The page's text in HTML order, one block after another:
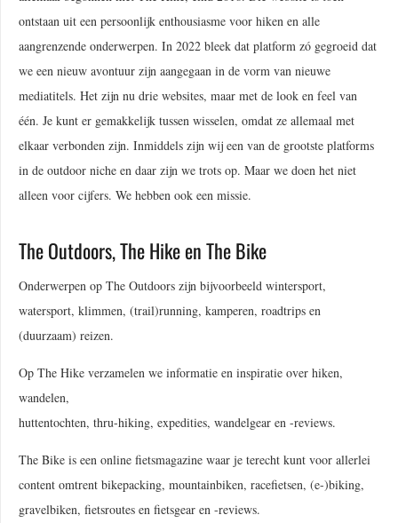
ontstaan uit een persoonlijk enthousiasme voor hiken en alle
aangrenzende onderwerpen. In 2022 bleek dat platform zó gegroeid dat
we een nieuw avontuur zijn aangegaan in de vorm van nieuwe
mediatitels. Het zijn nu drie websites, maar met de look en feel van
één. Je kunt er gemakkelijk tussen wisselen, omdat ze allemaal met
elkaar verbonden zijn. Inmiddels zijn wij een van de grootste platforms
in de outdoor niche en daar zijn we trots op. Maar we doen het niet
alleen voor cijfers. We hebben ook een missie.
The Outdoors, The Hike en The Bike
Onderwerpen op The Outdoors zijn bijvoorbeeld wintersport,
watersport, klimmen, (trail)running, kamperen, roadtrips en
(duurzaam) reizen.
Op The Hike verzamelen we informatie en inspiratie over hiken,
wandelen,
huttentochten, thru-hiking, expedities, wandelgear en -reviews.
The Bike is een online fietsmagazine waar je terecht kunt voor allerlei
content omtrent bikepacking, mountainbiken, racefietsen, (e-)biking,
gravelbiken, fietsroutes en fietsgear en -reviews.